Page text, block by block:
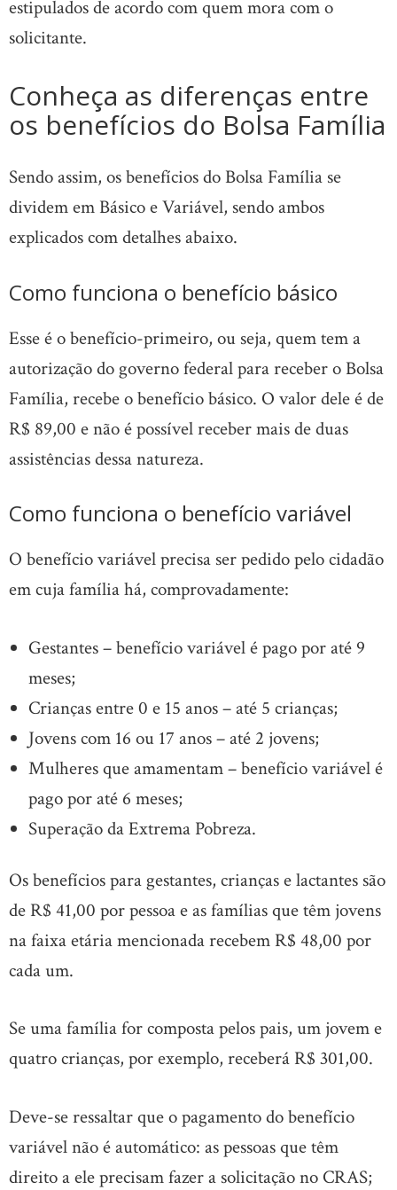
estipulados de acordo com quem mora com o
solicitante.
Conheça as diferenças entre
os benefícios do Bolsa Família
Sendo assim, os benefícios do Bolsa Família se
dividem em Básico e Variável, sendo ambos
explicados com detalhes abaixo.
Como funciona o benefício básico
Esse é o benefício-primeiro, ou seja, quem tem a
autorização do governo federal para receber o Bolsa
Família, recebe o benefício básico. O valor dele é de
R$ 89,00 e não é possível receber mais de duas
assistências dessa natureza.
Como funciona o benefício variável
O benefício variável precisa ser pedido pelo cidadão
em cuja família há, comprovadamente:
Gestantes – benefício variável é pago por até 9
meses;
Crianças entre 0 e 15 anos – até 5 crianças;
Jovens com 16 ou 17 anos – até 2 jovens;
Mulheres que amamentam – benefício variável é
pago por até 6 meses;
Superação da Extrema Pobreza.
Os benefícios para gestantes, crianças e lactantes são
de R$ 41,00 por pessoa e as famílias que têm jovens
na faixa etária mencionada recebem R$ 48,00 por
cada um.
Se uma família for composta pelos pais, um jovem e
quatro crianças, por exemplo, receberá R$ 301,00.
Deve-se ressaltar que o pagamento do benefício
variável não é automático: as pessoas que têm
direito a ele precisam fazer a solicitação no CRAS;